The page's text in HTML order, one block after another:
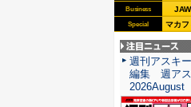
Business
Special マカフ
注目ニュース
週刊アスキ
編集 週アス
2026August